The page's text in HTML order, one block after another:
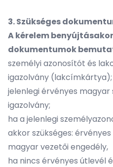
3. Szükséges
A kérelem
dokumentumok
személyi azonosítót és
igazolvány (lakcímkártya);
jelenlegi érvényes
igazolvány;
ha a jelenlegi
akkor szükséges:
magyar vezetői engedély,
ha nincs érvényes útlevél